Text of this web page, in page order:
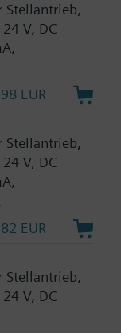
Stellantrieb,
V, DC
EUR
Stellantrieb,
V, DC
EUR
Stellantrieb,
V, DC